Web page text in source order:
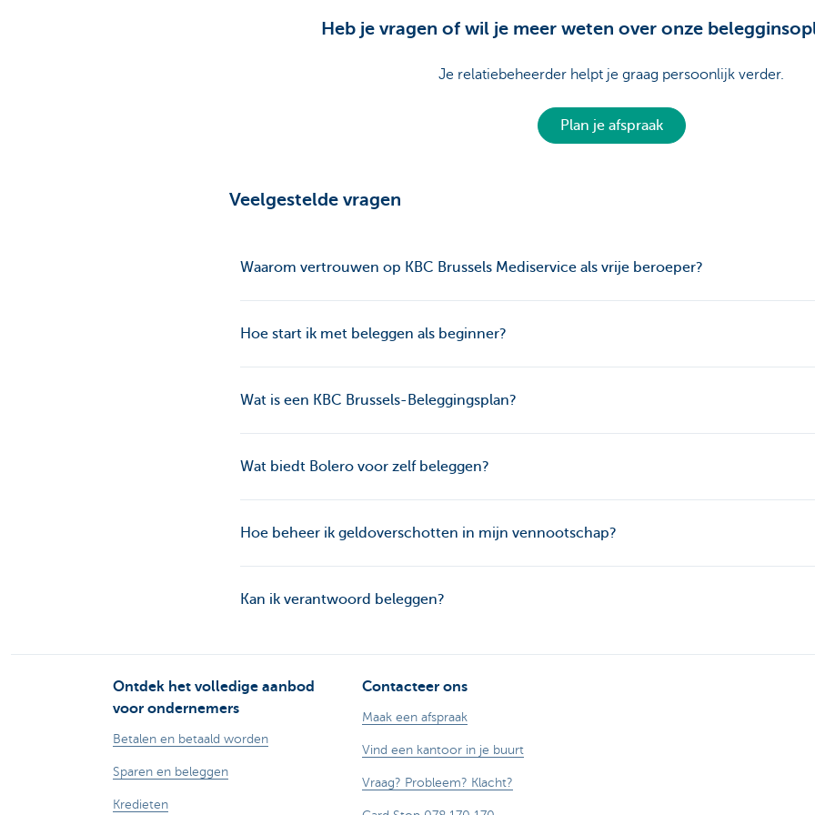
Heb je vragen of wil je meer weten over onze
Je relatiebeheerder helpt je graag persoonlijk verder.
Plan je afspraak
Veelgestelde vragen
Waarom vertrouwen op KBC Brussels Mediservice als vrije beroeper?
Hoe start ik met beleggen als beginner?
Wat is een KBC Brussels-Beleggingsplan?
Wat biedt Bolero voor zelf beleggen?
Hoe beheer ik geldoverschotten in mijn vennootschap?
Kan ik verantwoord beleggen?
Ontdek het volledige aanbod
voor ondernemers
Betalen en betaald worden
Sparen en beleggen
Kredieten
Contacteer ons
Maak een afspraak
Vind een kantoor in je buurt
Vraag? Probleem? Klacht?